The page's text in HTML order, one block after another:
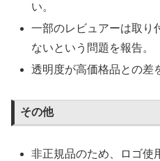
い。
一部のレビュアーは取り
ないという問題を報告。
透明度が高価格品との差
その他
非正規品のため、ロゴ使